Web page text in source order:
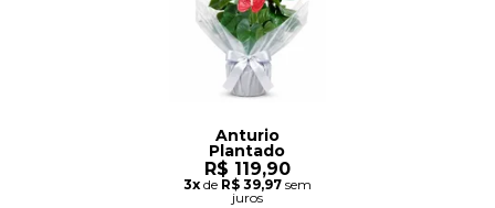
Anturio
Plantado
R$ 119,90
3xde R$ 39,97sem
juros